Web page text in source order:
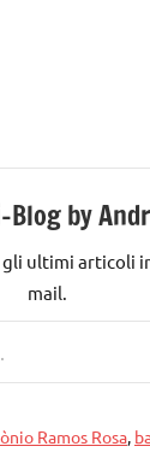
by
ultimi articoli
mail.
Ramos Rosa,